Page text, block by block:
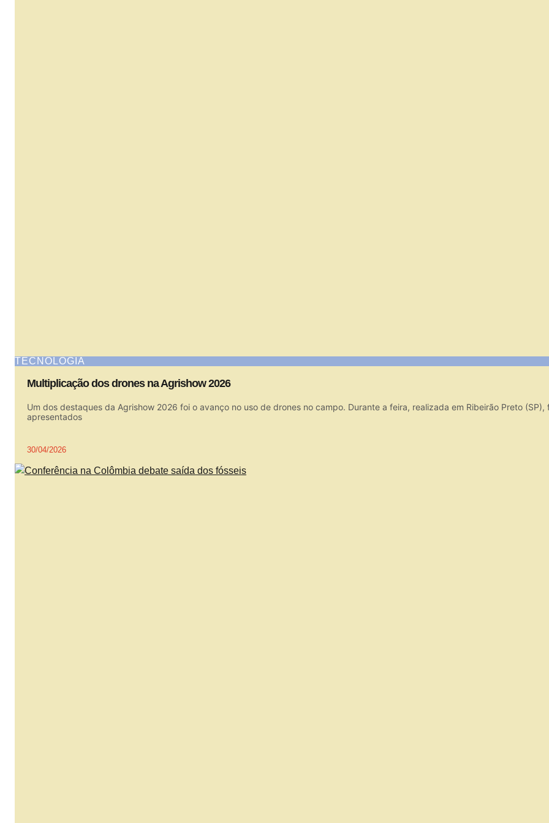
TECNOLOGIA
Multiplicação dos drones na Agrishow 2026
Um dos destaques da Agrishow 2026 foi o avanço no uso de drones no campo. Durante a feira, realizada em Ribeirão Preto (SP),
apresentados
30/04/2026